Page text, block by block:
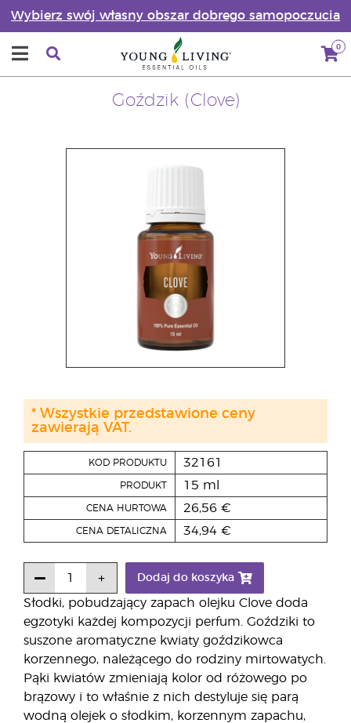
Wybierz swój własny obszar dobrego samopoczucia
0
Goździk (Clove)
Słodki, pobudzający zapach olejku Clove doda
egzotyki każdej kompozycji perfum. Goździki to
suszone aromatyczne kwiaty goździkowca
korzennego, należącego do rodziny mirtowatych.
Pąki kwiatów zmieniają kolor od różowego po
brązowy i to właśnie z nich destyluje się parą
wodną olejek o słodkim, korzennym zapachu,
KOD PRODUKTU 32161
PRODUKT 15 ml
CENA HURTOWA 26,56 €
CENA DETALICZNA 34,94 €
Dodaj do koszyka
* Wszystkie przedstawione ceny
zawierają VAT.